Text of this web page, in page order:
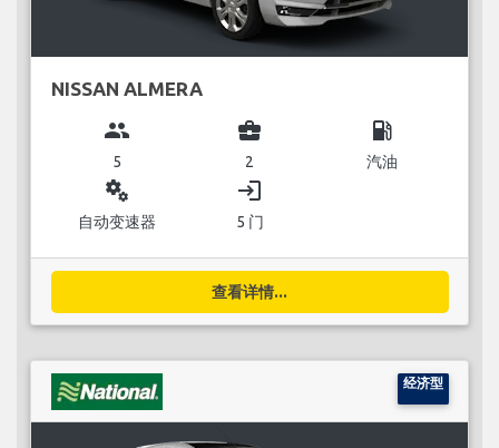
NISSAN ALMERA
group
5
business_center
2
local_gas_station
汽油
miscellaneous_services
自动变速器
login
5 门
查看详情...
经济型